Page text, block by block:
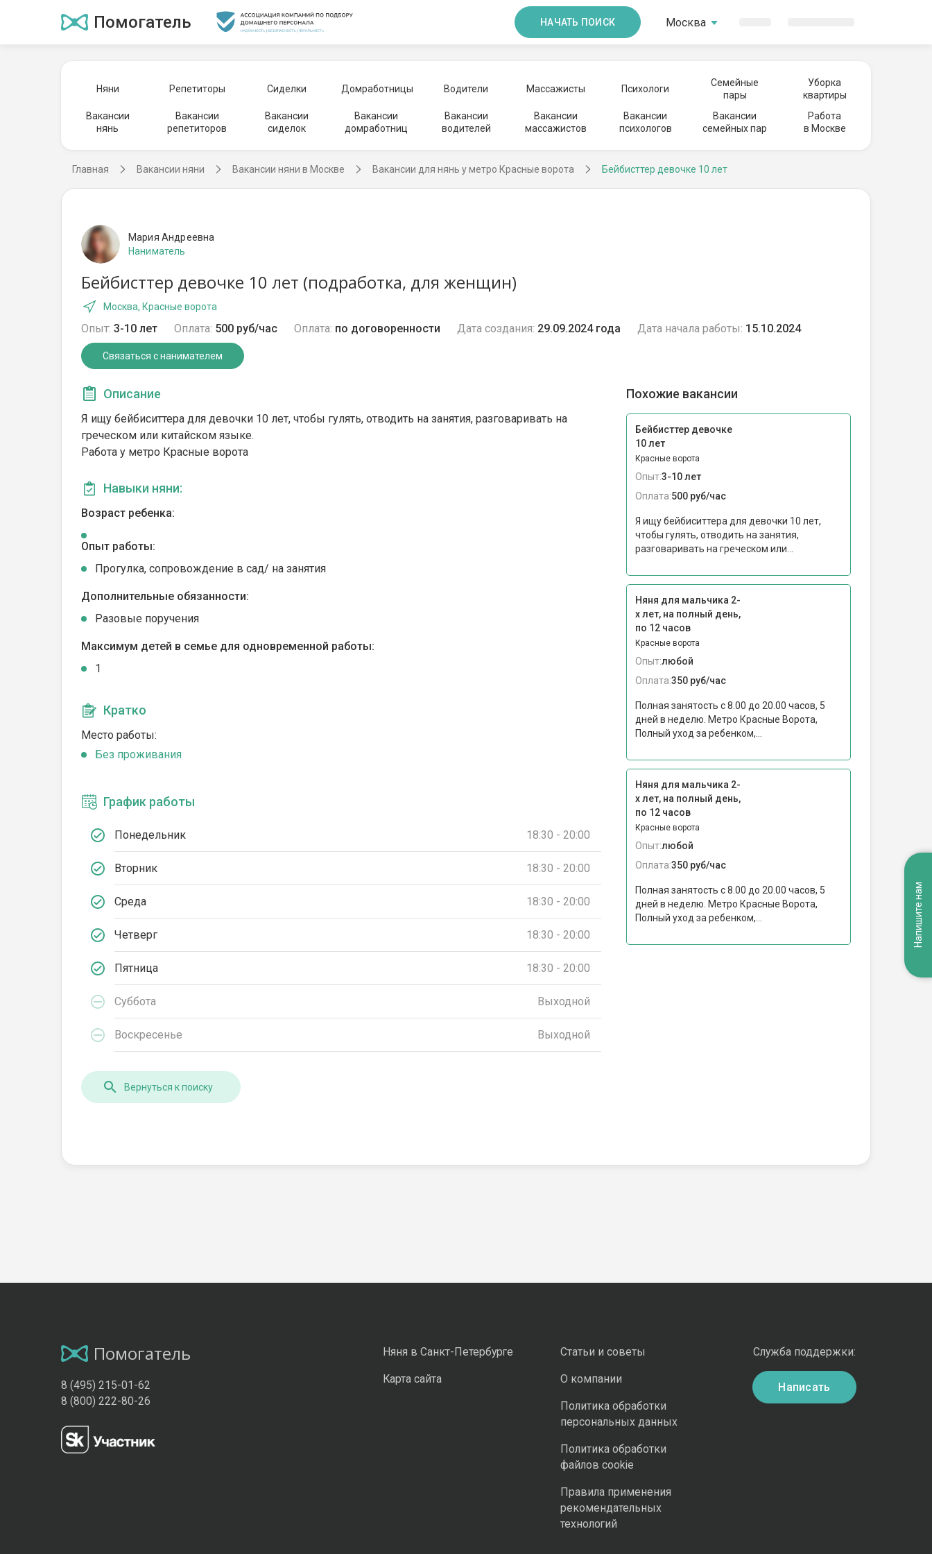
Помогатель НАЧАТЬ ПОИСК Москва
Няни Репетиторы Сиделки Домработницы Водители Массажисты Психологи
Семейные
пары
Уборка
квартиры
Вакансии
нянь
Вакансии
репетиторов
Вакансии
сиделок
Вакансии
домработниц
Вакансии
водителей
Вакансии
массажистов
Вакансии
психологов
Вакансии
семейных пар
Работа
в Москве
Главная Вакансии няни Вакансии няни в Москве Вакансии для нянь у метро Красные ворота Бейбисттер девочке 10 лет
Мария Андреевна
Наниматель
Бейбисттер девочке 10 лет (подработка, для женщин)
Москва, Красные ворота
Опыт: 3-10 лет Оплата: 500 руб/час Оплата: по договоренности Дата создания: 29.09.2024 года Дата начала работы: 15.10.2024
Связаться с нанимателем
Описание
Я ищу бейбиситтера для девочки 10 лет, чтобы гулять, отводить на занятия, разговаривать на
греческом или китайском языке.
Работа у метро Красные ворота
Навыки няни:
Возраст ребенка:
Опыт работы:
Прогулка, сопровождение в сад/ на занятия
Дополнительные обязанности:
Разовые поручения
Максимум детей в семье для одновременной работы:
1
Кратко
Место работы:
Без проживания
График работы
Понедельник 18:30 - 20:00
Вторник 18:30 - 20:00
Среда 18:30 - 20:00
Четверг 18:30 - 20:00
Пятница 18:30 - 20:00
Суббота Выходной
Воскресенье Выходной
Похожие вакансии
Бейбисттер девочке
10 лет
Красные ворота
Опыт:3-10 лет
Оплата:500 руб/час
Я ищу бейбиситтера для девочки 10 лет,
чтобы гулять, отводить на занятия,
разговаривать на греческом или...
Няня для мальчика 2-
х лет, на полный день,
по 12 часов
Красные ворота
Опыт:любой
Оплата:350 руб/час
Полная занятость с 8.00 до 20.00 часов, 5
дней в неделю. Метро Красные Ворота,
Полный уход за ребенком,...
Няня для мальчика 2-
х лет, на полный день,
по 12 часов
Красные ворота
Опыт:любой
Оплата:350 руб/час
Полная занятость с 8.00 до 20.00 часов, 5
дней в неделю. Метро Красные Ворота,
Полный уход за ребенком,...
Вернуться к поиску
Помогатель
8 (495) 215-01-62
8 (800) 222-80-26
Няня в Санкт-Петербурге
Карта сайта
Статьи и советы
О компании
Политика обработки
персональных данных
Политика обработки
файлов cookie
Правила применения
рекомендательных
технологий
Служба поддержки:
Написать
Напишите нам